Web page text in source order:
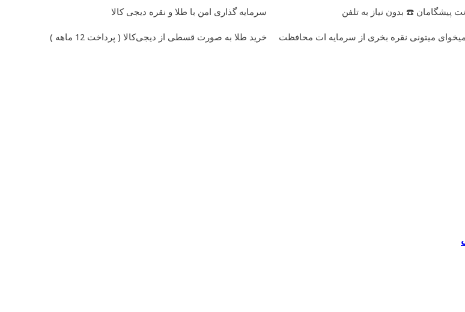
سرمایه گذاری امن با طلا و نقره دیجی کالا
میخوای میتونی نقره بخری از سرمایه ات محافظت
خرید طلا به صورت قسطی از دیجی‌کالا ( پرداخت 12 ماهه )